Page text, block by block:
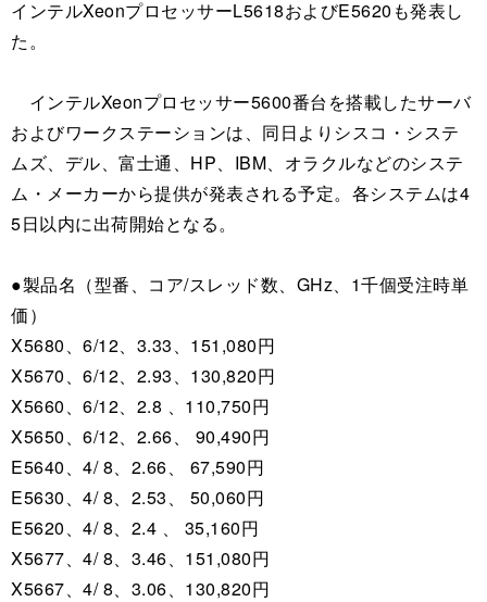
インテルXeonプロセッサーL5618およびE5620も発表し
た。
インテルXeonプロセッサー5600番台を搭載したサーバ
およびワークステーションは、同日よりシスコ・システ
ムズ、デル、富士通、HP、IBM、オラクルなどのシステ
ム・メーカーから提供が発表される予定。各システムは4
5日以内に出荷開始となる。
●製品名（型番、コア/スレッド数、GHz、1千個受注時単
価）
X5680、6/12、3.33、151,080円
X5670、6/12、2.93、130,820円
X5660、6/12、2.8 、110,750円
X5650、6/12、2.66、 90,490円
E5640、4/ 8、2.66、 67,590円
E5630、4/ 8、2.53、 50,060円
E5620、4/ 8、2.4 、 35,160円
X5677、4/ 8、3.46、151,080円
X5667、4/ 8、3.06、130,820円